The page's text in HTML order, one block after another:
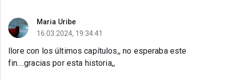
Maria Uribe
16.03.2024, 19:34:41
llore con los últimos capítulos,, no esperaba este
fin....gracias por esta historia,,